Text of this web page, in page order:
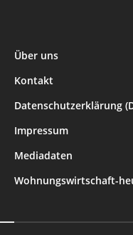
Über uns
Kontakt
Datenschutzerklärung
Impressum
Mediadaten
Wohnungswirtschaft-